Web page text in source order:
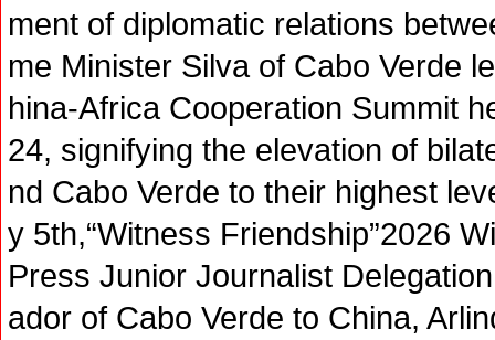
ment of diplomatic relations
me Minister Silva of Cabo Verde
hina-Africa Cooperation Summit
24, signifying the elevation of
nd Cabo Verde to their highest
y 5th,“Witness Friendship”2026
Press Junior Journalist
ador of Cabo Verde to China,